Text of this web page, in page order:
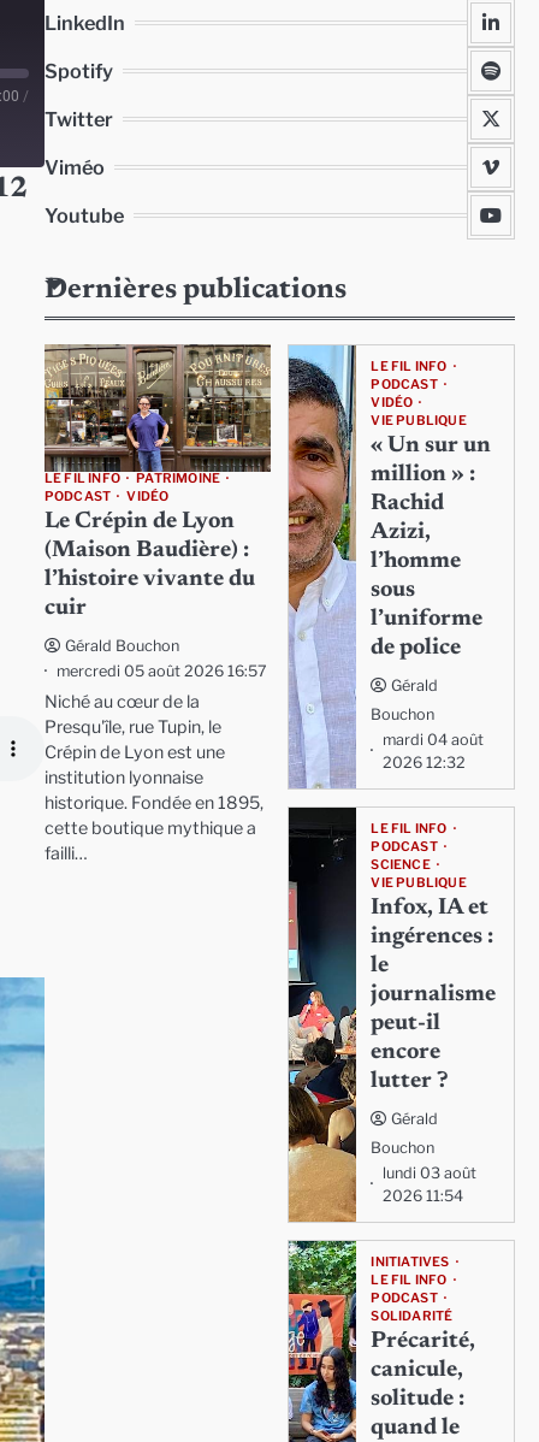
/
LinkedIn
Spotify
Twitter
Viméo
Youtube
Dernières publications
LE FIL INFO
PATRIMOINE
PODCAST
VIDÉO
Le Crépin de Lyon
(Maison Baudière) :
l’histoire vivante du
cuir
Gérald Bouchon
mercredi 05 août 2026 16:57
Niché au cœur de la
Presqu'île, rue Tupin, le
Crépin de Lyon est une
institution lyonnaise
historique. Fondée en 1895,
cette boutique mythique a
failli…
LE FIL INFO
PODCAST
VIDÉO
VIE PUBLIQUE
« Un sur un
million » :
Rachid
Azizi,
l’homme
sous
l’uniforme
de police
Gérald
Bouchon
mardi 04 août
2026 12:32
LE FIL INFO
PODCAST
SCIENCE
VIE PUBLIQUE
Infox, IA et
ingérences :
le
journalisme
peut-il
encore
lutter ?
Gérald
Bouchon
lundi 03 août
2026 11:54
INITIATIVES
LE FIL INFO
PODCAST
SOLIDARITÉ
Précarité,
canicule,
solitude :
quand le